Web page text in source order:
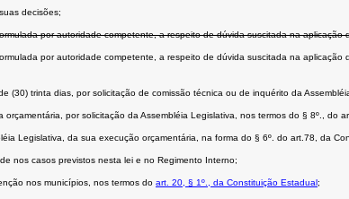
decisões;
por autoridade competente, a respeito de dúvida suscitada na
por autoridade competente, a respeito de dúvida suscitada na
(30) trinta dias, por solicitação de comissão técnica ou de inquérito da
orçamentária, por solicitação da Assembléia Legislativa, nos termos do § 8º., do
Legislativa, da sua execução orçamentária, na forma do § 6º. do art.78, da
nos casos previstos nesta lei e no Regimento Interno;
nos municípios, nos termos do art. 20, § 1º., da Constituição Estadual ;